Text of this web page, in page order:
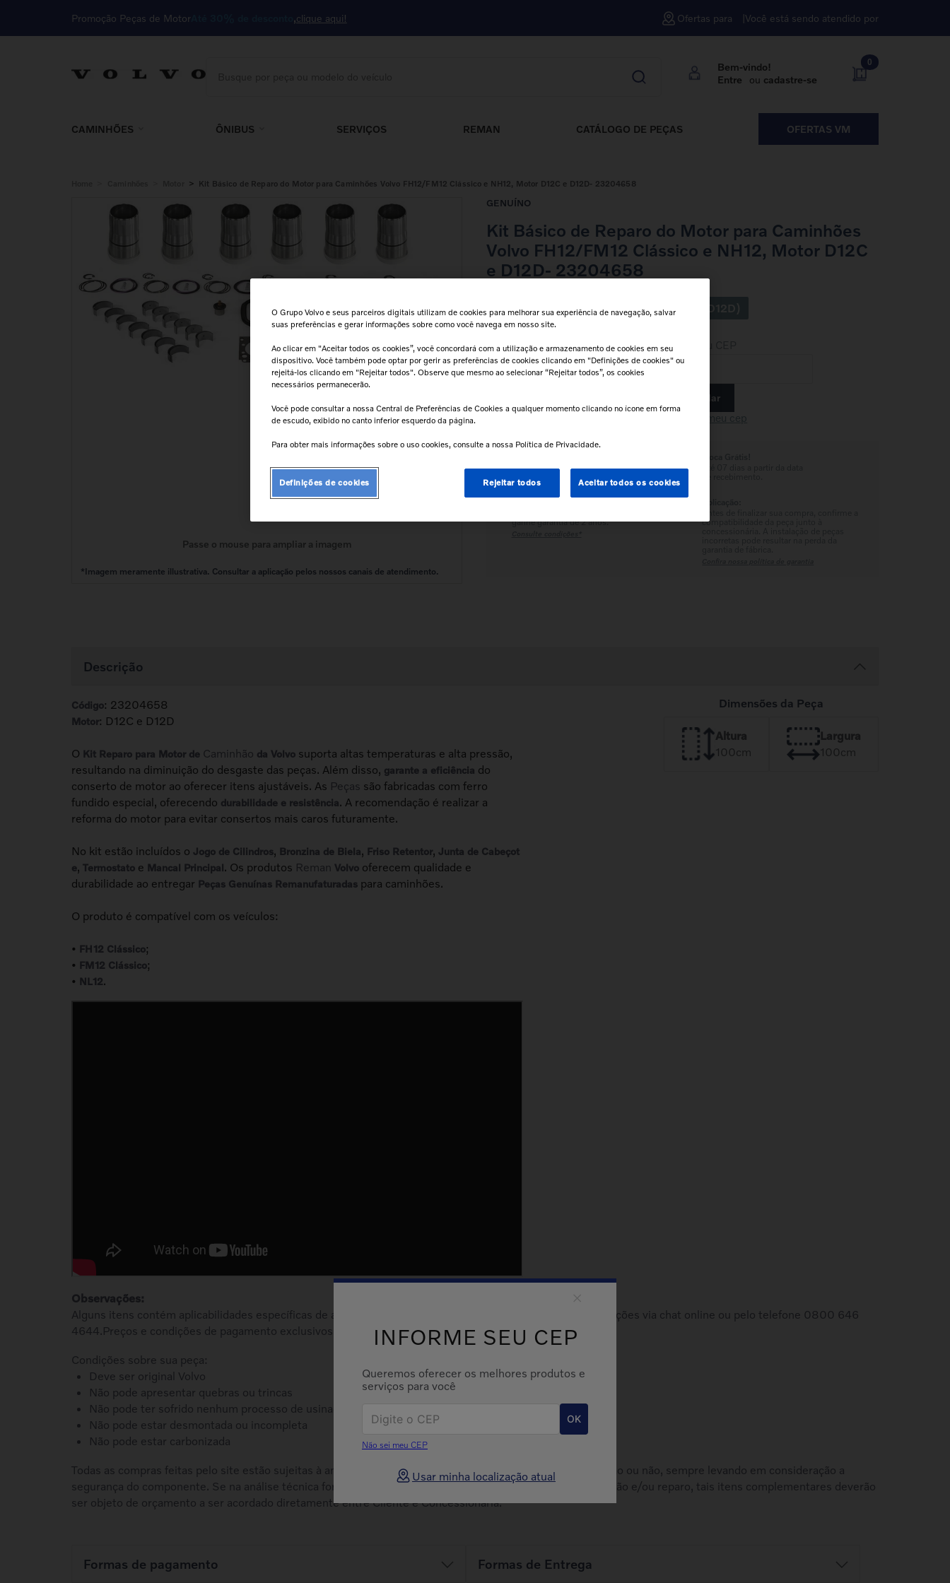
Promoção Peças de Motor clique aqui! Ofertas para Você está sendo atendido por
Bem-vindo!
Entre
ou cadastre-se
0
CAMINHÕES ÔNIBUS SERVIÇOS REMAN CATÁLOGO DE PEÇAS OFERTAS VM
> Kit Básico de Reparo do Motor para Caminhões Volvo FH12/FM12 Clássico e NH12, Motor D12C e D12D- 23204658
GENUÍNO
Kit Básico de Reparo do Motor para Caminhões
Volvo FH12/FM12 Clássico e NH12, Motor D12C
e D12D- 23204658
Aplicação: FH12 / FM12 / NH12 (D12C / D12D)
Calcular frete e prazo
Atenção!Prazos de entrega começam
Insira seu CEP
Calcular
Todas as peças podem ser
retiradas diretamente na
concessionária.
ganhe garantia de 2 anos.
compatibilidade da peça junto à
Descrição
Código: 23204658
Motor: D12C e D12D
O Kit Reparo para Motor de Caminhão da Volvosuporta altas temperaturas e alta pressão,
resultando na diminuição do desgaste das peças. Além disso, garante a eficiência do
conserto de motor ao oferecer itens ajustáveis. As Peças são fabricadas com ferro
fundido especial, oferecendo durabilidade e resistência. A recomendação é realizar a
reforma do motor para evitar consertos mais caros futuramente.
No kit estão incluídos o Jogo de Cilindros, Bronzina de Biela, Friso Retentor, Junta de Cabeçot
e, Termostatoe Mancal Principal. Os produtos Reman Volvooferecem qualidade e
durabilidade ao entregar Peças Genuínas Remanufaturadaspara caminhões.
O produto é compatível com os veículos:
• FH12 Clássico;
• FM12 Clássico;
• NL12.
Dimensões da Peça
Altura
100cm
Largura
100cm
Observações:
Alguns itens contém aplicabilidades específicas de acordo com a vocação do veículo. Verifique as especificações via chat online ou pelo telefone 0800 646
4644.Preços e condições de pagamento exclusivos para vendas no E-commerce.
Condições sobre sua peça:
Deve ser original Volvo
Não pode apresentar quebras ou trincas
Não pode ter sofrido nenhum processo de usinagem
Não pode estar desmontada ou incompleta
Não pode estar carbonizada
Todas as compras feitas pelo site estão sujeitas à análise técnica pelas a respeito da viabilidade de instalação ou não, sempre levando em consideração a
segurança do componente. Se na análise técnica forem constatados outros itens que demandem substituição e/ou reparo, tais itens complementares deverão
ser objeto de orçamento a ser acordado diretamente entre Cliente e Concessionária.
Formas de pagamento Formas de Entrega
INFORME SEU CEP
Queremos oferecer os melhores produtos e
serviços para você
OK
Não sei meu CEP
Usar minha localização atual
embreagem
filtro
8º farol
cabeçote
kit reparo motor
O Grupo Volvo e seus parceiros digitais utilizam de cookies para melhorar sua experiência de navegação, salvar
suas preferências e gerar informações sobre como você navega em nosso site.
Ao clicar em "Aceitar todos os cookies”, você concordará com a utilização e armazenamento de cookies em seu
dispositivo. Você também pode optar por gerir as preferências de cookies clicando em "Definições de cookies" ou
rejeitá-los clicando em "Rejeitar todos". Observe que mesmo ao selecionar “Rejeitar todos”, os cookies
necessários permanecerão.
Você pode consultar a nossa Central de Preferências de Cookies a qualquer momento clicando no ícone em forma
de escudo, exibido no canto inferior esquerdo da página.
Para obter mais informações sobre o uso cookies, consulte a nossa Política de Privacidade.
Rejeitar todos Aceitar todos os cookies
Definições de cookies